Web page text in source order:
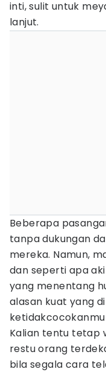
inti, sulit untuk
lanjut.
Beberapa
tanpa dukungan
mereka. Namun,
dan seperti apa
yang menentang
alasan kuat yang
Kalian tentu tetap
restu orang
bila segala cara